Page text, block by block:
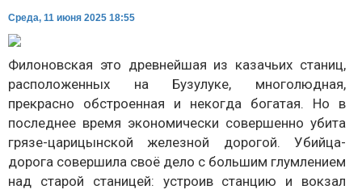
Среда, 11 июня 2025 18:55
Филоновская это древнейшая из казачьих станиц,
расположенных на Бузулуке, многолюдная,
прекрасно обстроенная и некогда богатая. Но в
последнее время экономически совершенно убита
грязе-царицынской железной дорогой. Убийца-
дорога совершила своё дело с большим глумлением
над старой станицей: устроив станцию и вокзал